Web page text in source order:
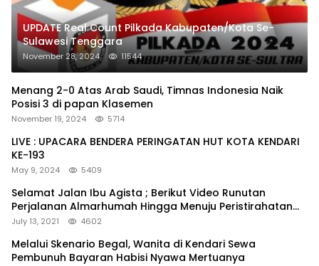
UPDATE Real Count Pilkada Kabupaten/Kota Se-
Sulawesi Tenggara
November 28, 2024 11544
Menang 2-0 Atas Arab Saudi, Timnas Indonesia Naik
Posisi 3 di papan Klasemen
November 19, 2024 5714
LIVE : UPACARA BENDERA PERINGATAN HUT KOTA KENDARI
KE-193
May 9, 2024 5409
Selamat Jalan Ibu Agista ; Berikut Video Runutan
Perjalanan Almarhumah Hingga Menuju Peristirahatan
Terakhir
July 13, 2021 4602
Melalui Skenario Begal, Wanita di Kendari Sewa
Pembunuh Bayaran Habisi Nyawa Mertuanya